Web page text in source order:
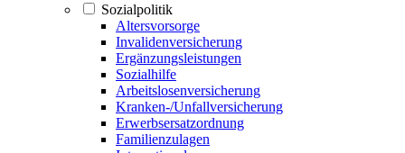
Sozialpolitik
Altersvorsorge
Invalidenversicherung
Ergänzungsleistungen
Sozialhilfe
Arbeitslosenversicherung
Kranken-/Unfallversicherung
Erwerbsersatzordnung
Familienzulagen